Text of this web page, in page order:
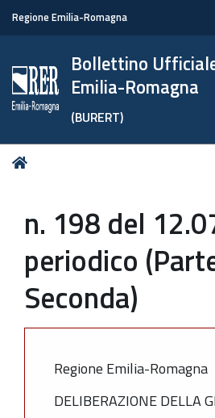
Regione Emilia-Romagna
Bollettino
Emilia-Romagna
(BURERT)
Tu
n. 198 del
periodico
Seconda)
Regione Emilia-Romagna
DELIBERAZIONE DELLA